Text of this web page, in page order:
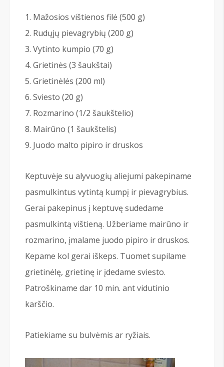
Mažosios vištienos filė (500 g)
Rudųjų pievagrybių (200 g)
Vytinto kumpio (70 g)
Grietinės (3 šaukštai)
Grietinėlės (200 ml)
Sviesto (20 g)
Rozmarino (1/2 šaukštelio)
Mairūno (1 šaukštelis)
Juodo malto pipiro ir druskos
Keptuvėje su alyvuogių aliejumi pakepiname
pasmulkintus vytintą kumpį ir pievagrybius.
Gerai pakepinus į keptuvę sudedame
pasmulkintą vištieną. Užberiame mairūno ir
rozmarino, įmalame juodo pipiro ir druskos.
Kepame kol gerai iškeps. Tuomet supilame
grietinėlę, grietinę ir įdedame sviesto.
Patroškiname dar 10 min. ant vidutinio
karščio.
Patiekiame su bulvėmis ar ryžiais.